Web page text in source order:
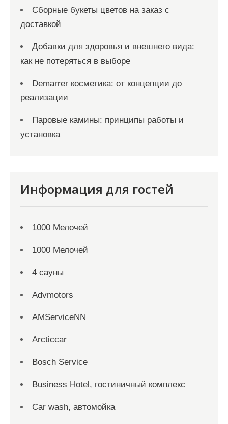
Сборные букеты цветов на заказ с
доставкой
Добавки для здоровья и внешнего вида:
как не потеряться в выборе
Demarrer косметика: от концепции до
реализации
Паровые камины: принципы работы и
установка
Информация для гостей
1000 Мелочей
1000 Мелочей
4 сауны
Advmotors
AMServiceNN
Arcticcar
Bosch Service
Business Hotel, гостиничный комплекс
Car wash, автомойка